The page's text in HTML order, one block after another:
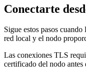
Conectarte
Sigue estos pasos
red local y el nodo
Las conexiones TLS
certificado del nodo antes